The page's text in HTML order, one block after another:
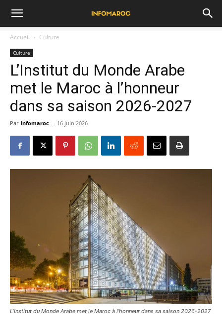
Accueil Culture
Culture
L’Institut du Monde Arabe
met le Maroc à l’honneur
dans sa saison 2026-2027
Par infomaroc - 16 juin 2026
L’Institut du Monde Arabe met le Maroc à l’honneur dans sa saison 2026-2027